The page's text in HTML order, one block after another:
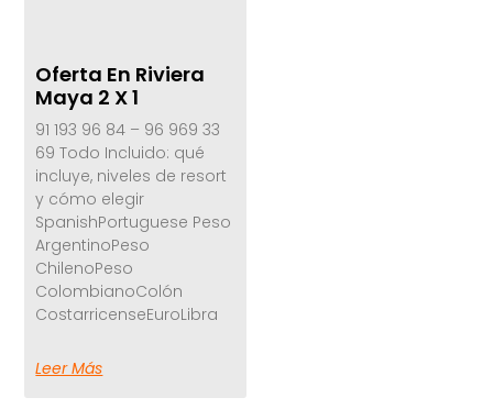
Oferta En Riviera
Maya 2 X 1
91 193 96 84 – 96 969 33
69 Todo Incluido: qué
incluye, niveles de resort
y cómo elegir
SpanishPortuguese Peso
ArgentinoPeso
ChilenoPeso
ColombianoColón
CostarricenseEuroLibra
Leer Más